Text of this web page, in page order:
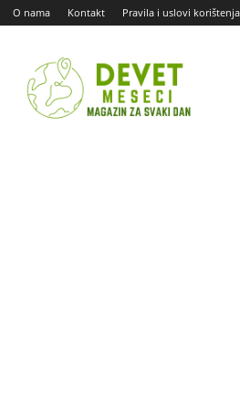
O nama Kontakt Pravila i uslovi korištenja
Devet
Meseci